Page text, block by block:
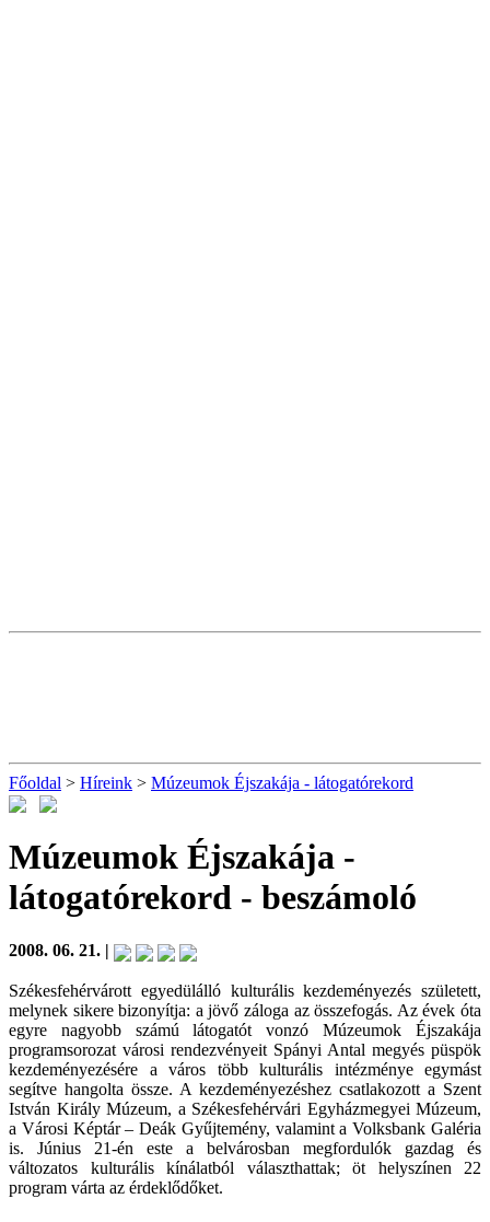
Főoldal > Híreink > Múzeumok Éjszakája - látogatórekord
Múzeumok Éjszakája -
látogatórekord - beszámoló
2008. 06. 21. |
Székesfehérvárott egyedülálló kulturális kezdeményezés született,
melynek sikere bizonyítja: a jövő záloga az összefogás. Az évek óta
egyre nagyobb számú látogatót vonzó Múzeumok Éjszakája
programsorozat városi rendezvényeit Spányi Antal megyés püspök
kezdeményezésére a város több kulturális intézménye egymást
segítve hangolta össze. A kezdeményezéshez csatlakozott a Szent
István Király Múzeum, a Székesfehérvári Egyházmegyei Múzeum,
a Városi Képtár – Deák Gyűjtemény, valamint a Volksbank Galéria
is. Június 21-én este a belvárosban megfordulók gazdag és
változatos kulturális kínálatból választhattak; öt helyszínen 22
program várta az érdeklődőket.